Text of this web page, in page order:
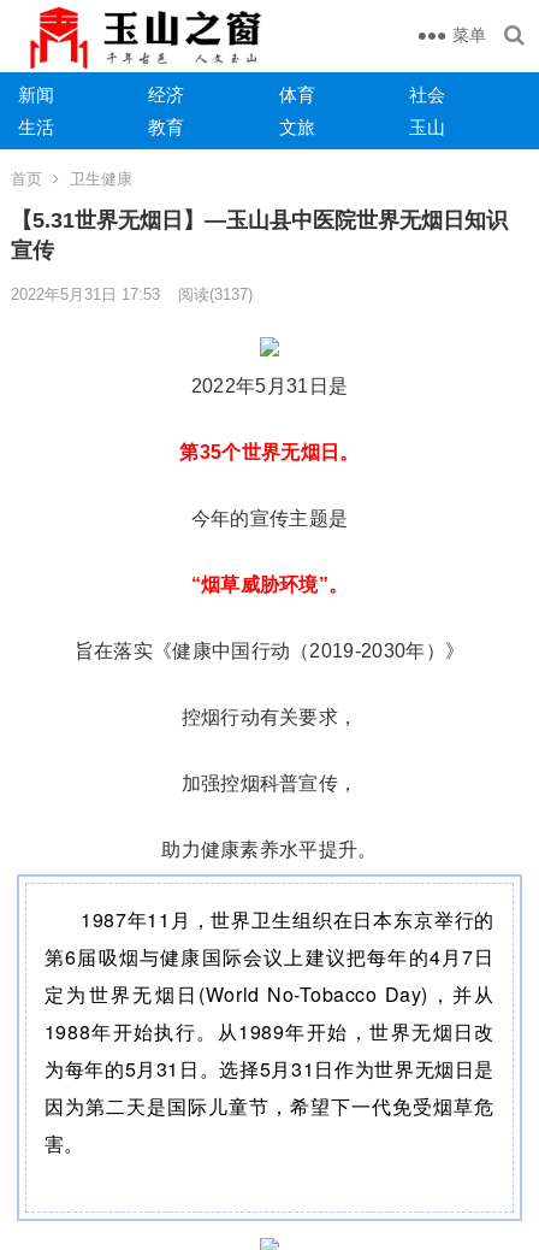
菜单
新闻 经济 体育
社会
生活
教育 文旅 玉山
首页 卫生健康
【5.31世界无烟日】—玉山县中医院世界无烟日知识
宣传
2022年5月31日 17:53 阅读(3137)
2022年5月31日是
第35个世界无烟日。
今年的宣传主题是
“烟草威胁环境”。
旨在落实《健康中国行动（2019-2030年）》
控烟行动有关要求，
加强控烟科普宣传，
助力健康素养水平提升。
1987年11月，世界卫生组织在日本东京举行的
第6届吸烟与健康国际会议上建议把每年的4月7日
定为世界无烟日(World No-Tobacco Day)，并从
1988年开始执行。从1989年开始，世界无烟日改
为每年的5月31日。选择5月31日作为世界无烟日是
因为第二天是国际儿童节，希望下一代免受烟草危
害。